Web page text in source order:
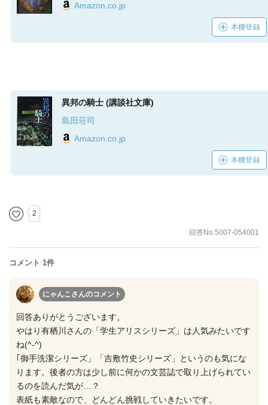
Amazon.co.jp
本棚登録
異邦の騎士 (講談社文庫)
島田荘司
Amazon.co.jp
本棚登録
2
回答No.5007-054001
コメント 1件
にゃんこさんのコメント
回答ありがとうございます。
やはり有栖川さんの「学生アリスシリーズ」は人気みたいです
ね(^-^)
｢御手洗潔シリーズ」「吉敷竹史シリーズ」というのも気にな
ります。後者の方は少し前に何かの文芸誌で取り上げられてい
るのを読んだ気が…？
表紙も素敵なので、どんどん挑戦していきたいです。